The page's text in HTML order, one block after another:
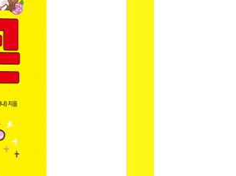
디오 119
!!